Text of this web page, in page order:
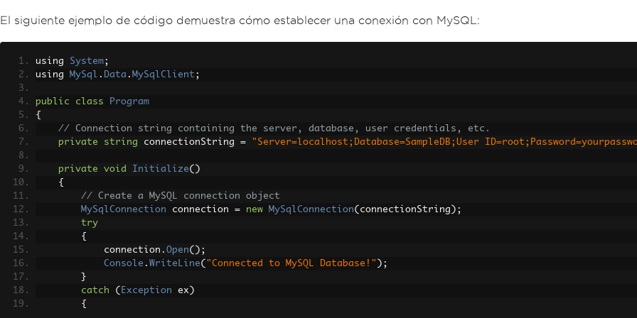
El siguiente ejemplo de código demuestra cómo establecer una conexión con MySQL:
using System;
using MySql . Data . MySqlClient ;
public class
Program
{
// Connection string containing the server, database, user credentials, etc.
private
string connectionString = "Server=localhost;Database=SampleDB;User
private void Initialize()
{
// Create a MySQL connection object
MySqlConnection connection = new MySqlConnection( connectionString );
try
{
            connection
. Open();
Console . WriteLine( "Connected to MySQL Database!" );
}
catch
( Exception ex )
{